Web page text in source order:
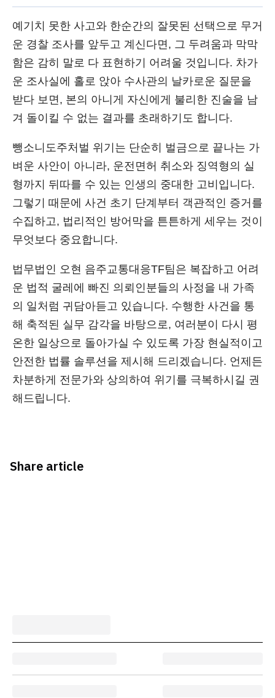
예기치 못한 사고와 한순간의 잘못된 선택으로 무거
운 경찰 조사를 앞두고 계신다면, 그 두려움과 막막
함은 감히 말로 다 표현하기 어려울 것입니다. 차가
운 조사실에 홀로 앉아 수사관의 날카로운 질문을
받다 보면, 본의 아니게 자신에게 불리한 진술을 남
겨 돌이킬 수 없는 결과를 초래하기도 합니다.
뺑소니도주처벌 위기는 단순히 벌금으로 끝나는 가
벼운 사안이 아니라, 운전면허 취소와 징역형의 실
형까지 뒤따를 수 있는 인생의 중대한 고비입니다.
그렇기 때문에 사건 초기 단계부터 객관적인 증거를
수집하고, 법리적인 방어막을 튼튼하게 세우는 것이
무엇보다 중요합니다.
법무법인 오현 음주교통대응TF팀은 복잡하고 어려
운 법적 굴레에 빠진 의뢰인분들의 사정을 내 가족
의 일처럼 귀담아듣고 있습니다. 수행한 사건을 통
해 축적된 실무 감각을 바탕으로, 여러분이 다시 평
온한 일상으로 돌아가실 수 있도록 가장 현실적이고
안전한 법률 솔루션을 제시해 드리겠습니다. 언제든
차분하게 전문가와 상의하여 위기를 극복하시길 권
해드립니다.
Share article